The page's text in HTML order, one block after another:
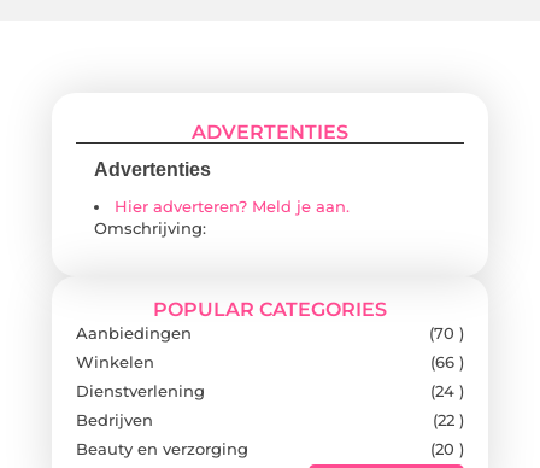
ADVERTENTIES
Advertenties
Hier adverteren? Meld je aan.
Omschrijving:
POPULAR CATEGORIES
Aanbiedingen
(70 )
Winkelen
(66 )
Dienstverlening
(24 )
Bedrijven
(22 )
Beauty en verzorging
(20 )